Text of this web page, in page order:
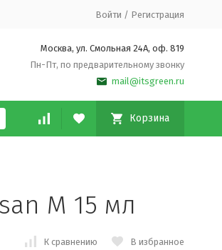
Войти / Регистрация
Москва, ул. Смольная 24А, оф. 819
Пн-Пт, по предварительному звонку
mail@itsgreen.ru
Корзина
M 15 мл
К сравнению В избранное